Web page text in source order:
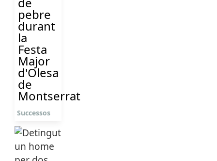
pebre
durant
la
Festa
Major
d'Olesa
de
Montserrat
Successos